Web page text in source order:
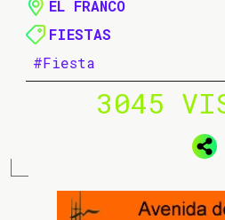
EL FRANCO
FIESTAS
#Fiesta
3045